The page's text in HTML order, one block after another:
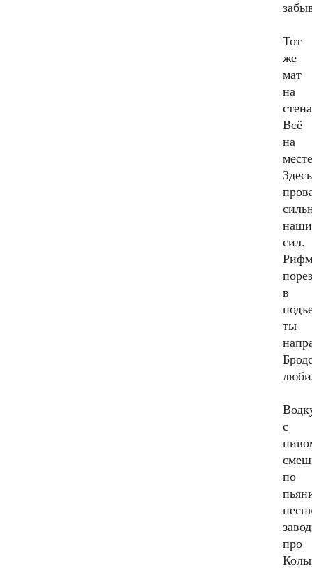
Тот
же
мат
на
Всё
на
Здесь
сил.
в
ты
с
по
про